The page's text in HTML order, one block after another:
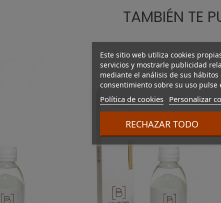
Este sitio web utiliza cookies
servicios y mostrarle publicidad
mediante el análisis de sus
consentimiento sobre su uso pulse
Política de cookies Personalizar
RECHAZAR TODO
TAMBIÉN TE